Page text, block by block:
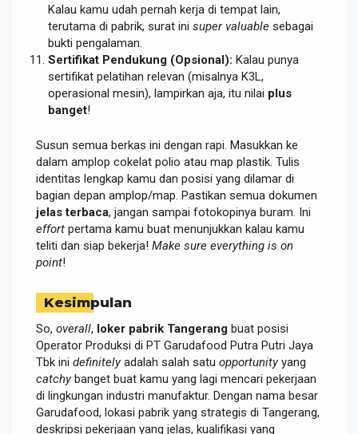
Kalau kamu udah pernah kerja di tempat lain,
terutama di pabrik, surat ini super valuable sebagai
bukti pengalaman.
Sertifikat Pendukung (Opsional): Kalau punya
sertifikat pelatihan relevan (misalnya K3L,
operasional mesin), lampirkan aja, itu nilai plus
banget!
Susun semua berkas ini dengan rapi. Masukkan ke
dalam amplop cokelat polio atau map plastik. Tulis
identitas lengkap kamu dan posisi yang dilamar di
bagian depan amplop/map. Pastikan semua dokumen
jelas terbaca, jangan sampai fotokopinya buram. Ini
effort pertama kamu buat menunjukkan kalau kamu
teliti dan siap bekerja! Make sure everything is on
point!
Kesimpulan
So, overall, loker pabrik Tangerang buat posisi
Operator Produksi di PT Garudafood Putra Putri Jaya
Tbk ini definitelyadalah salah satu opportunityyang
catchybanget buat kamu yang lagi mencari pekerjaan
di lingkungan industri manufaktur. Dengan nama besar
Garudafood, lokasi pabrik yang strategis di Tangerang,
deskripsi pekerjaan yang jelas, kualifikasi yang